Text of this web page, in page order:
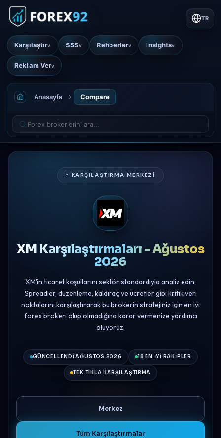
Karşılaştırv SSSv Rehberlerv Insightsv
Reklam Verv
TR
Anasayfa Compare
* KARŞILAŞTIRMA MERKEZİ
XM Karşılaştırmaları - Ağustos
2026
XM'in ticaret koşullarını sektör standardıyla analiz edin.
Spreadler, düzenleme, kaldıraç ve ücretler gibi kritik veri
noktalarını karşılaştırarak bu brokerin stratejiniz için en iyi
forex brokeri olup olmadığına karar vermenize yardımcı
oluyoruz.
GÜNCELLENDI AĞUSTOS 2026 18 EN İYI RAKIPLER
TEK TIKLA KARŞILAŞTIRMA
Merkez
Tüm Karşılaştırmalar